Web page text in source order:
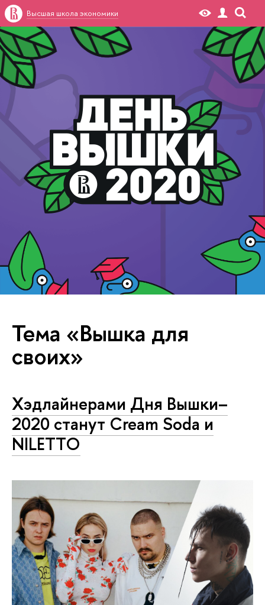
Высшая школа экономики
Тема «Вышка для
своих»
Хэдлайнерами Дня Вышки–
2020 станут Cream Soda и
NILETTO